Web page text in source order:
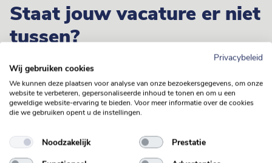
Staat jouw vacature er niet
tussen?
Maar ben je wel enthousiast geworden over Van Loon
Group? We maken graag kennis met je! Vul bijgaand
formulier in en wij nemen contact op met je.
Privacybeleid
Wij gebruiken cookies
We kunnen deze plaatsen voor analyse van onze bezoekersgegevens, om onze
website te verbeteren, gepersonaliseerde inhoud te tonen en om u een
geweldige website-ervaring te bieden. Voor meer informatie over de cookies
die we gebruiken opent u de instellingen.
Noodzakelijk
Prestatie